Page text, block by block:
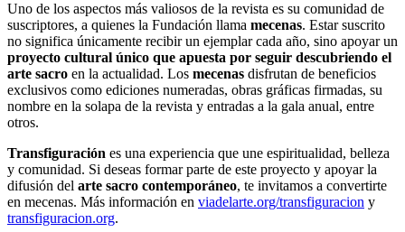
Uno de los aspectos más valiosos de la revista es su comunidad de
suscriptores, a quienes la Fundación llama mecenas. Estar suscrito
no significa únicamente recibir un ejemplar cada año, sino apoyar un
proyecto cultural único que apuesta por seguir descubriendo el
arte sacro en la actualidad. Los mecenas disfrutan de beneficios
exclusivos como ediciones numeradas, obras gráficas firmadas, su
nombre en la solapa de la revista y entradas a la gala anual, entre
otros.
Transfiguración es una experiencia que une espiritualidad, belleza
y comunidad. Si deseas formar parte de este proyecto y apoyar la
difusión del arte sacro contemporáneo, te invitamos a convertirte
en mecenas. Más información en viadelarte.org/transfiguracion y
transfiguracion.org.